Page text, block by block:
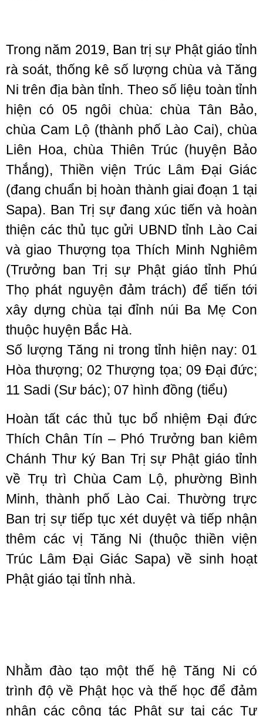
Trong năm 2019, Ban trị sự Phật giáo tỉnh
rà soát, thống kê số lượng chùa và Tăng
Ni trên địa bàn tỉnh. Theo số liệu toàn tỉnh
hiện có 05 ngôi chùa: chùa Tân Bảo,
chùa Cam Lộ (thành phố Lào Cai), chùa
Liên Hoa, chùa Thiên Trúc (huyện Bảo
Thắng), Thiền viện Trúc Lâm Đại Giác
(đang chuẩn bị hoàn thành giai đoạn 1 tại
Sapa). Ban Trị sự đang xúc tiến và hoàn
thiện các thủ tục gửi UBND tỉnh Lào Cai
và giao Thượng tọa Thích Minh Nghiêm
(Trưởng ban Trị sự Phật giáo tỉnh Phú
Thọ phát nguyện đảm trách) để tiến tới
xây dựng chùa tại đỉnh núi Ba Mẹ Con
thuộc huyện Bắc Hà.
Số lượng Tăng ni trong tỉnh hiện nay: 01
Hòa thượng; 02 Thượng tọa; 09 Đại đức;
11 Sadi (Sư bác); 07 hình đồng (tiểu)
Hoàn tất các thủ tục bổ nhiệm Đại đức
Thích Chân Tín – Phó Trưởng ban kiêm
Chánh Thư ký Ban Trị sự Phật giáo tỉnh
về Trụ trì Chùa Cam Lộ, phường Bình
Minh, thành phố Lào Cai. Thường trực
Ban trị sự tiếp tục xét duyệt và tiếp nhận
thêm các vị Tăng Ni (thuộc thiền viện
Trúc Lâm Đại Giác Sapa) về sinh hoạt
Phật giáo tại tỉnh nhà.
Nhằm đào tạo một thế hệ Tăng Ni có
trình độ về Phật học và thế học để đảm
nhận các công tác Phật sự tại các Tự